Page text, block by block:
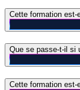
Cette formation est-
Que se passe-t-il si
Cette formation